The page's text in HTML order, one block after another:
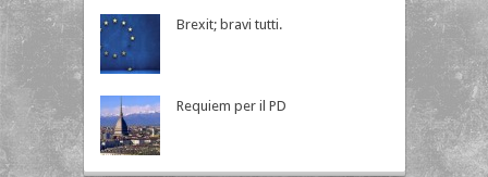
Brexit; bravi tutti.
Requiem per il PD